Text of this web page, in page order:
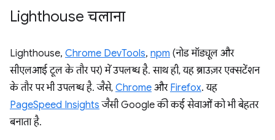
Lighthouse चलाना
Lighthouse, Chrome DevTools, npm (नोड मॉड्यूल और
सीएलआई टूल के तौर पर) में उपलब्ध है. साथ ही, यह ब्राउज़र एक्सटेंशन
के तौर पर भी उपलब्ध है. जैसे, Chrome और Firefox. यह
PageSpeed Insights जैसी Google की कई सेवाओं को भी बेहतर
बनाता है.